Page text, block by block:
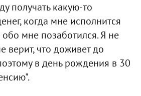
получать какую-то
когда мне исполнится
обо мне позаботился. Я не
верит, что доживет до
в день рождения в 30